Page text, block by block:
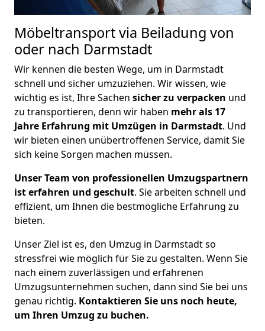
Möbeltransport via Beiladung von
oder nach Darmstadt
Wir kennen die besten Wege, um in Darmstadt
schnell und sicher umzuziehen. Wir wissen, wie
wichtig es ist, Ihre Sachen sicher zu verpacken und
zu transportieren, denn wir haben mehr als 17
Jahre Erfahrung mit Umzügen in Darmstadt. Und
wir bieten einen unübertroffenen Service, damit Sie
sich keine Sorgen machen müssen.
Unser Team von professionellen Umzugspartnern
ist erfahren und geschult. Sie arbeiten schnell und
effizient, um Ihnen die bestmögliche Erfahrung zu
bieten.
Unser Ziel ist es, den Umzug in Darmstadt so
stressfrei wie möglich für Sie zu gestalten. Wenn Sie
nach einem zuverlässigen und erfahrenen
Umzugsunternehmen suchen, dann sind Sie bei uns
genau richtig. Kontaktieren Sie uns noch heute,
um Ihren Umzug zu buchen.